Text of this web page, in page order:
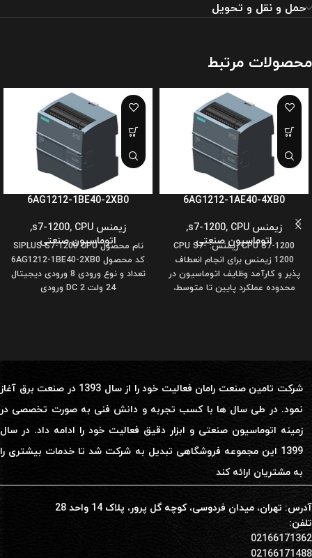
حمل و نقل و تحویل
محصولات مرتبط
6AG1212-1AE40-4XB0
زیمنس s7-1200 , CPU
,
اتوماسیون صنعتیCPU S7-1200 زیمنس: CPU S7-
1200 زیمنس برای انجام انعطاف
پذیر و کارآمد وظایف اتوماسیون در
محدوده عملکرد پایین تا متوسط،
6AG1212-1BE40-2XB0
زیمنس s7-1200 , CPU
,
اتوماسیون صنعتی
نام محصول SIPLUS S7-1200 CPU
کد محصول 6AG1212-1BE40-2XB0
تعداد و نوع ورودی 8 ورودی دیجیتال
24 ولت DC 2 ورودی
شرکت تامین صنعت رامان فعالیت خود را از سال 1393 در صنعت برق آغاز
نمود. در طی سال ها با کسب تجربه و دانش فنی به صورت تخصصی در
زمینه اتوماسیون صنعتی و ابزار دقیق فعالیت خود را ادامه داد. در سال
1399 این مجموعه فروشگاهی تبدیل به شرکت شد تا خدمات بیشتری را
به مشتریان ارائه کند
آدرس: تهران، میدان فردوسی، کوچه گل پرور، پلاک 14 واحد 28
تلفن:
02166171362
02166171488